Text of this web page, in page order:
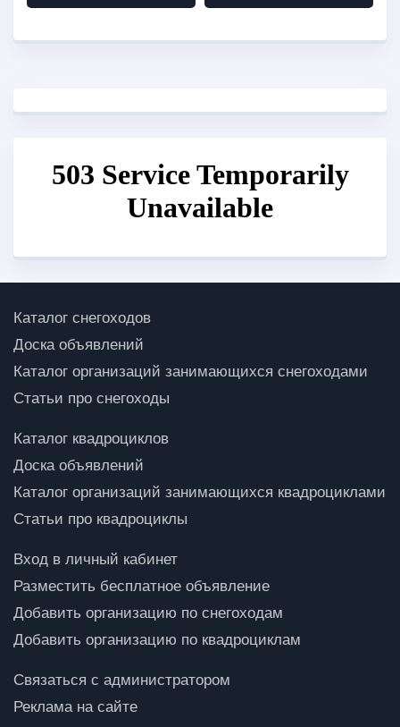
Каталог снегоходов
Доска объявлений
Каталог организаций занимающихся снегоходами
Статьи про снегоходы
Каталог квадроциклов
Доска объявлений
Каталог организаций занимающихся квадроциклами
Статьи про квадроциклы
Вход в личный кабинет
Разместить бесплатное объявление
Добавить организацию по снегоходам
Добавить организацию по квадроциклам
Связаться с администратором
Реклама на сайте